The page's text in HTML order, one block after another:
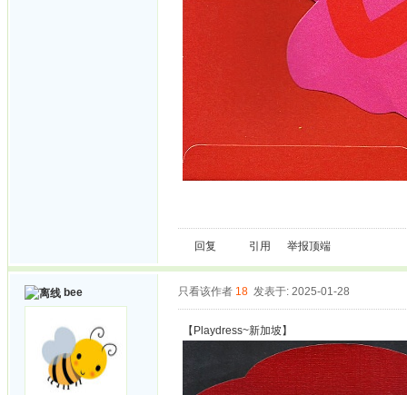
回复 引用 举报顶端
bee 只看该作者 18 发表于: 2025-01-28
【Playdress~新加坡】